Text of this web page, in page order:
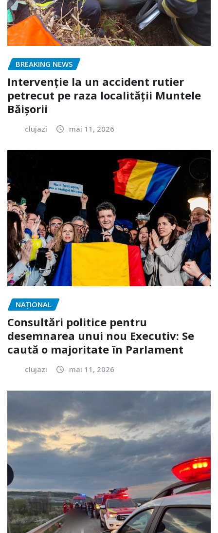
BREAKING NEWS
Intervenție la un accident rutier
petrecut pe raza localității Muntele
Băișorii
clujazi mai 11, 2026
NAŢIONAL
Consultări politice pentru
desemnarea unui nou Executiv: Se
caută o majoritate în Parlament
clujazi mai 11, 2026